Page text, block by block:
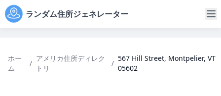
ランダム住所ジェネレーター
ホー
ム
/
アメリカ住所ディレク
トリ
/
567 Hill Street, Montpelier, VT
05602